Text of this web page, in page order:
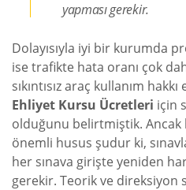
yapması gerekir.
Dolayısıyla iyi bir kurumda
ise trafikte hata oranı çok
sıkıntısız araç kullanım
Ehliyet Kursu Ücretleri için
olduğunu belirtmiştik. Ancak
önemli husus şudur ki,
her sınava girişte yeniden
gerekir. Teorik ve direksiyon